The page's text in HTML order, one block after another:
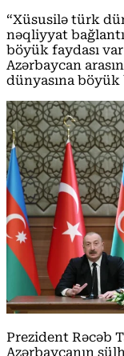
“Xüsusilə türk
nəqliyyat
böyük faydası
Azərbaycan
dünyasına
Prezident Rəcəb
Azərbaycanın